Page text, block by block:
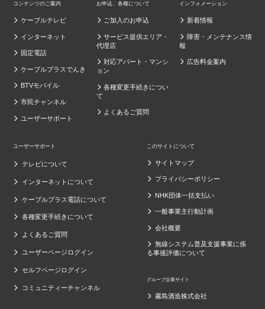
コンテンツのご案内
ケーブルテレビ
インターネット
固定電話
ケーブルプラスでんき
BTVモバイル
市民チャンネル
ユーザーサポート
お申込、各種について
ご加入のお申込
サービス提供エリア・
代理店
対応アパート・マンシ
ョン
各種変更手続きについ
て
よくあるご質問
インフォメーション
新着情報
障害・メンテナンス情
報
広告料金案内
ユーザーサポート
テレビについて
インターネットについて
ケーブルプラス電話について
各種変更手続きについて
よくあるご質問
ユーザーページログイン
セルフページログイン
コミュニティーチャンネル
このサイトについて
サイトマップ
プライバシーポリシー
NHK団体一括支払い
一般事業主行動計画
会社概要
無線システム普及支援事業に係
る事後評価について
グループ企業サイト
霧島酒造株式会社